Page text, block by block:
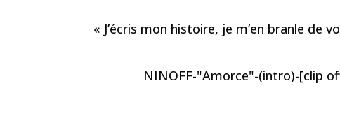
« J’écris mon histoire, je m’en branle de
NINOFF-"Amorce"-(intro)-[clip